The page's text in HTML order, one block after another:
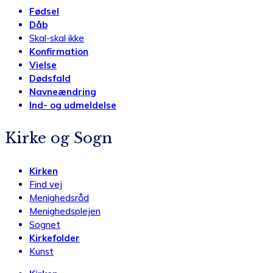
Fødsel
Dåb
Skal-skal ikke
Konfirmation
Vielse
Dødsfald
Navneændring
Ind- og udmeldelse
Kirke og Sogn
Kirken
Find vej
Menighedsråd
Menighedsplejen
Sognet
Kirkefolder
Kunst